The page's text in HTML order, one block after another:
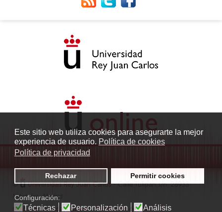
Este sitio web utiliza cookies para asegurarte la mejor
experiencia de usuario. Política de cookies
Política de privacidad
Rechazar Permitir cookies
Configuración:
Técnicas Personalización Análisis
© Universidad Rey Juan Carlos- Calle Tulipán s/n. 28933
Móstoles. Madrid
radio.fuenlabrada1@urjc.es|Protección de datos|